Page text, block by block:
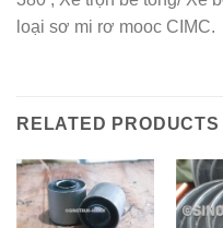
loại sơ mi rơ mooc CIMC.
RELATED PRODUCTS